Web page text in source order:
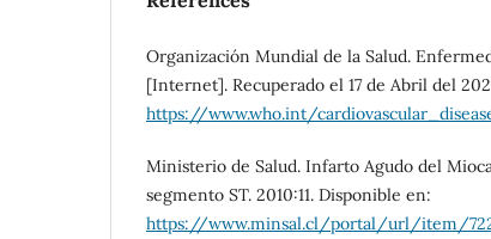
Organización Mundial de la Salud.
[Internet]. Recuperado el 17 de Abril del
https://www.who.int/
Ministerio de Salud. Infarto Agudo del
segmento ST. 2010:11. Disponible en:
https://www.minsal.cl/portal/url/item/